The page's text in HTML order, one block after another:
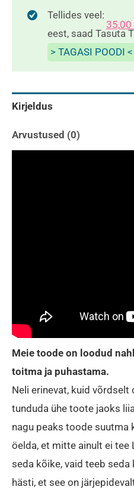
kogus
Tellides veel:
35,00
eest, saad Tasuta
> TAGASI POODI <
Kirjeldus
Arvustused (0)
Meie toode on loodud
toitma ja puhastama.
Neli erinevat, kuid
tunduda ühe toote jaoks
nagu peaks toode suutma
öelda, et mitte ainult ei tee
seda kõike, vaid teeb
hästi, et see on